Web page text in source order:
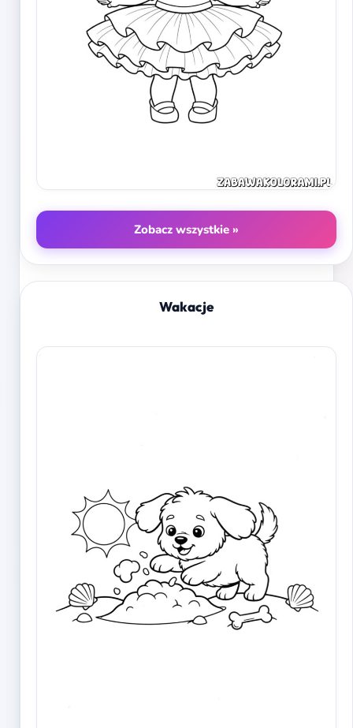
Zobacz wszystkie »
Wakacje